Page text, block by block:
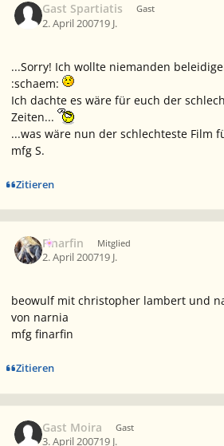
Gast Spartiatis Gast
2. April 200719 J.
...Sorry! Ich wollte niemanden
:schaem:
Ich dachte es wäre für euch der
Zeiten...
...was wäre nun der schlechteste Film
mfg S.
Zitieren
Finarfin Mitglied
2. April 200719 J.
beowulf mit christopher lambert und
von narnia
mfg finarfin
Zitieren
Gast Moira Gast
3. April 200719 J.